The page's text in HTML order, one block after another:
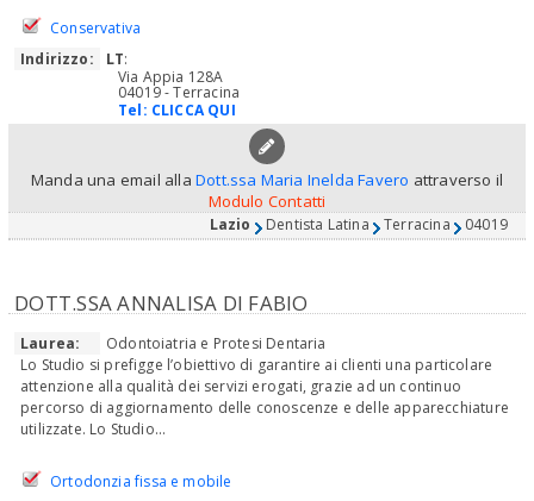
Conservativa
Indirizzo:
LT:
Via Appia 128A
04019 - Terracina
Tel: CLICCA QUI
Manda una email alla Dott.ssa Maria Inelda Favero attraverso il
Modulo Contatti
Lazio Dentista Latina Terracina 04019
DOTT.SSA ANNALISA DI FABIO
Laurea:
Odontoiatria e Protesi Dentaria
Lo Studio si prefigge l’obiettivo di garantire ai clienti una particolare
attenzione alla qualità dei servizi erogati, grazie ad un continuo
percorso di aggiornamento delle conoscenze e delle apparecchiature
utilizzate. Lo Studio...
Ortodonzia fissa e mobile